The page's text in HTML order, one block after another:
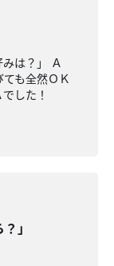
は？」 Ａ
も全然ＯＫ
した！
」